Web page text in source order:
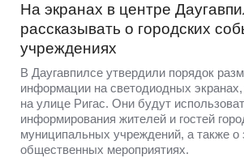
На экранах в центре
рассказывать о городских
учреждениях
В Даугавпилсе утвердили порядок
информации на светодиодных
на улице Ригас. Они будут
информирования жителей и гостей
муниципальных учреждений, а также о
общественных мероприятиях.